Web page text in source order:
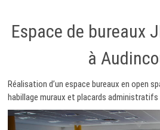
Espace de bureaux
à
Réalisation d’un espace bureaux en open
habillage muraux et placards administratifs